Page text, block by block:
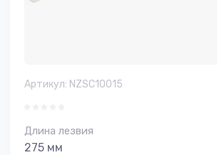
Артикул: NZSC10015
Длина лезвия
275 мм